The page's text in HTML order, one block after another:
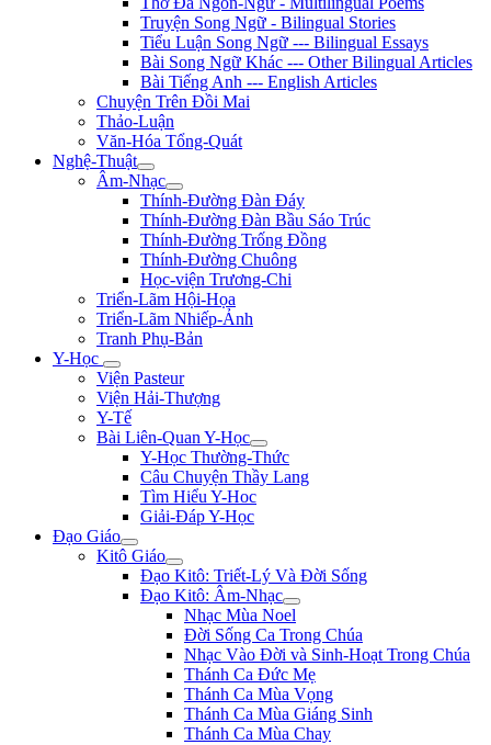
Truyện Song Ngữ - Bilingual Stories
Tiểu Luận Song Ngữ --- Bilingual Essays
Bài Song Ngữ Khác --- Other Bilingual Articles
Bài Tiếng Anh --- English Articles
Chuyện Trên Đồi Mai
Thảo-Luận
Văn-Hóa Tổng-Quát
Nghệ-Thuật
Âm-Nhạc
Thính-Đường Đàn Đáy
Thính-Đường Đàn Bầu Sáo Trúc
Thính-Đường Trống Đồng
Thính-Đường Chuông
Học-viện Trương-Chi
Triển-Lãm Hội-Họa
Triển-Lãm Nhiếp-Ảnh
Tranh Phụ-Bản
Y-Học
Viện Pasteur
Viện Hải-Thượng
Y-Tế
Bài Liên-Quan Y-Học
Y-Học Thường-Thức
Câu Chuyện Thầy Lang
Tìm Hiểu Y-Hoc
Giải-Đáp Y-Học
Đạo Giáo
Kitô Giáo
Đạo Kitô: Triết-Lý Và Đời Sống
Đạo Kitô: Âm-Nhạc
Nhạc Mùa Noel
Đời Sống Ca Trong Chúa
Nhạc Vào Đời và Sinh-Hoạt Trong Chúa
Thánh Ca Đức Mẹ
Thánh Ca Mùa Vọng
Thánh Ca Mùa Giáng Sinh
Thánh Ca Mùa Chay